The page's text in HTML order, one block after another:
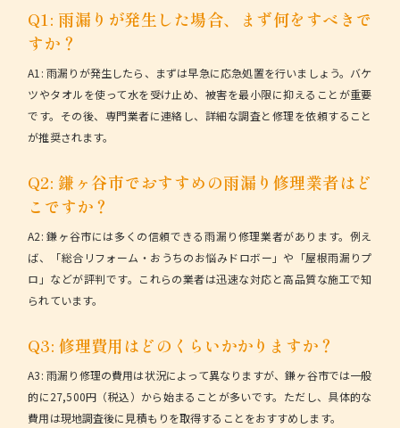
Q1: 雨漏りが発生した場合、まず何をすべきで
すか？
A1: 雨漏りが発生したら、まずは早急に応急処置を行いましょう。バケ
ツやタオルを使って水を受け止め、被害を最小限に抑えることが重要
です。その後、専門業者に連絡し、詳細な調査と修理を依頼すること
が推奨されます。
Q2: 鎌ヶ谷市でおすすめの雨漏り修理業者はど
こですか？
A2: 鎌ヶ谷市には多くの信頼できる雨漏り修理業者があります。例え
ば、「総合リフォーム・おうちのお悩みドロボー」や「屋根雨漏りプ
ロ」などが評判です。これらの業者は迅速な対応と高品質な施工で知
られています。
Q3: 修理費用はどのくらいかかりますか？
A3: 雨漏り修理の費用は状況によって異なりますが、鎌ヶ谷市では一般
的に27,500円（税込）から始まることが多いです。ただし、具体的な
費用は現地調査後に見積もりを取得することをおすすめします。